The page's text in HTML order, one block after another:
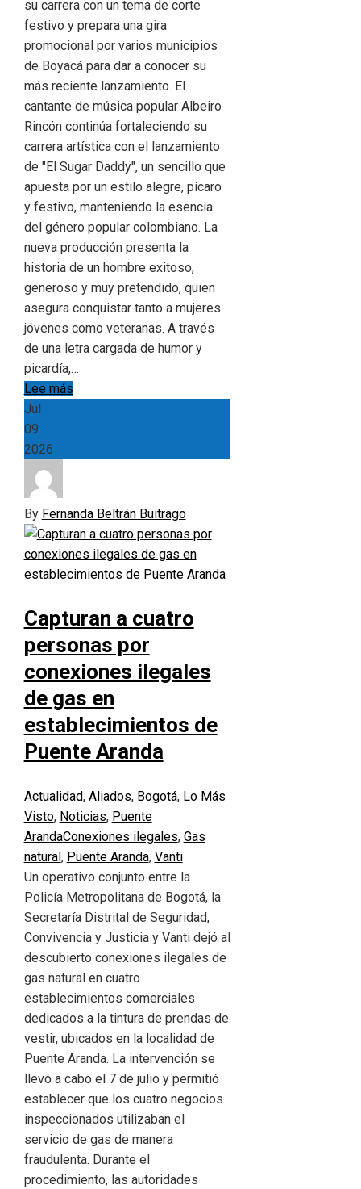
su carrera con un tema de corte
festivo y prepara una gira
promocional por varios municipios
de Boyacá para dar a conocer su
más reciente lanzamiento. El
cantante de música popular Albeiro
Rincón continúa fortaleciendo su
carrera artística con el lanzamiento
de "El Sugar Daddy", un sencillo que
apuesta por un estilo alegre, pícaro
y festivo, manteniendo la esencia
del género popular colombiano. La
nueva producción presenta la
historia de un hombre exitoso,
generoso y muy pretendido, quien
asegura conquistar tanto a mujeres
jóvenes como veteranas. A través
de una letra cargada de humor y
picardía,…
Lee más
Jul
09
2026
By Fernanda Beltrán Buitrago
Capturan a cuatro
personas por
conexiones ilegales
de gas en
establecimientos de
Puente Aranda
Actualidad, Aliados, Bogotá, Lo Más
Visto, Noticias, Puente
ArandaConexiones ilegales, Gas
natural , Puente Aranda, Vanti
Un operativo conjunto entre la
Policía Metropolitana de Bogotá, la
Secretaría Distrital de Seguridad,
Convivencia y Justicia y Vanti dejó al
descubierto conexiones ilegales de
gas natural en cuatro
establecimientos comerciales
dedicados a la tintura de prendas de
vestir, ubicados en la localidad de
Puente Aranda. La intervención se
llevó a cabo el 7 de julio y permitió
establecer que los cuatro negocios
inspeccionados utilizaban el
servicio de gas de manera
fraudulenta. Durante el
procedimiento, las autoridades